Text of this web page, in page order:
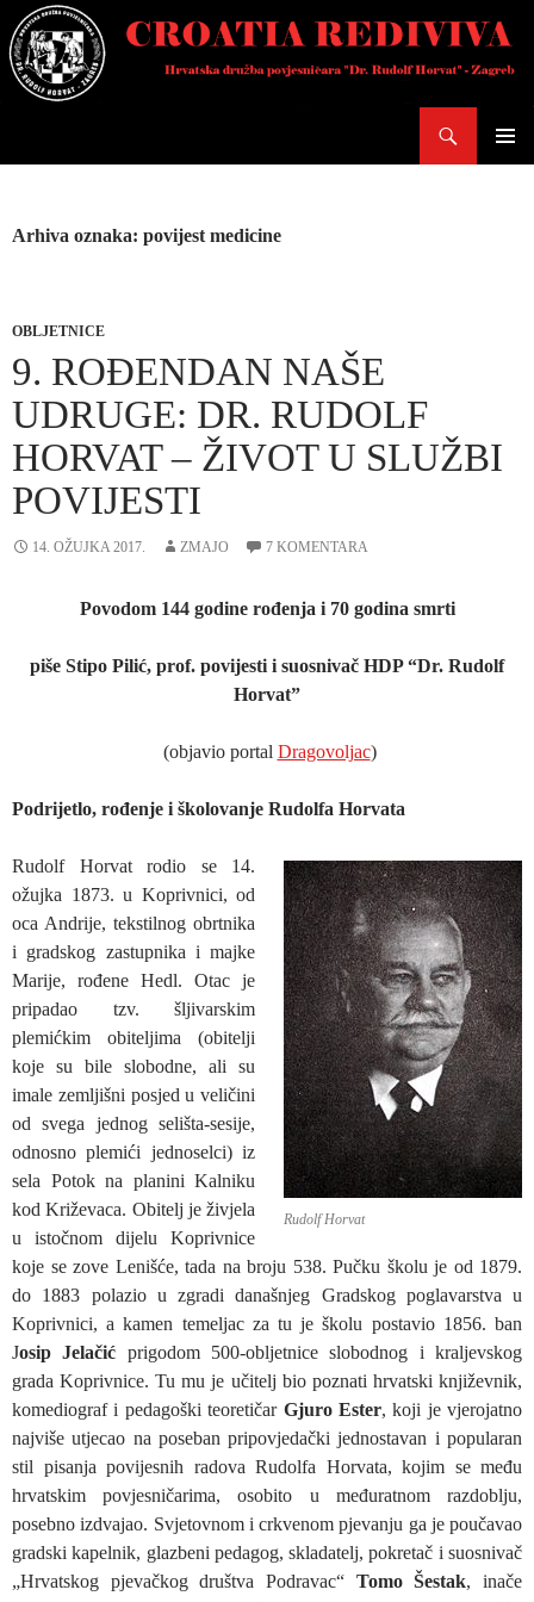
Skoči
do
sadržaja
Arhiva oznaka: povijest medicine
OBLJETNICE
9. ROĐENDAN NAŠE
UDRUGE: DR. RUDOLF
HORVAT – ŽIVOT U SLUŽBI
POVIJESTI
14. OŽUJKA 2017. ZMAJO 7 KOMENTARA
Povodom 144 godine rođenja i 70 godina smrti
piše Stipo Pilić, prof. povijesti i suosnivač HDP “Dr. Rudolf
Horvat”
(objavio portal Dragovoljac)
Podrijetlo, rođenje i školovanje Rudolfa Horvata
Rudolf Horvat
Rudolf Horvat rodio se 14.
ožujka 1873. u Koprivnici, od
oca Andrije, tekstilnog obrtnika
i gradskog zastupnika i majke
Marije, rođene Hedl. Otac je
pripadao tzv. šljivarskim
plemićkim obiteljima (obitelji
koje su bile slobodne, ali su
imale zemljišni posjed u veličini
od svega jednog selišta-sesije,
odnosno plemići jednoselci) iz
sela Potok na planini Kalniku
kod Križevaca. Obitelj je živjela
u istočnom dijelu Koprivnice
koje se zove Lenišće, tada na broju 538. Pučku školu je od 1879.
do 1883 polazio u zgradi današnjeg Gradskog poglavarstva u
Koprivnici, a kamen temeljac za tu je školu postavio 1856. ban
Josip Jelačić prigodom 500-obljetnice slobodnog i kraljevskog
grada Koprivnice. Tu mu je učitelj bio poznati hrvatski književnik,
komediograf i pedagoški teoretičar Gjuro Ester, koji je vjerojatno
najviše utjecao na poseban pripovjedački jednostavan i popularan
stil pisanja povijesnih radova Rudolfa Horvata, kojim se među
hrvatskim povjesničarima, osobito u međuratnom razdoblju,
posebno izdvajao. Svjetovnom i crkvenom pjevanju ga je poučavao
gradski kapelnik, glazbeni pedagog, skladatelj, pokretač i suosnivač
„Hrvatskog pjevačkog društva Podravac“ Tomo Šestak, inače